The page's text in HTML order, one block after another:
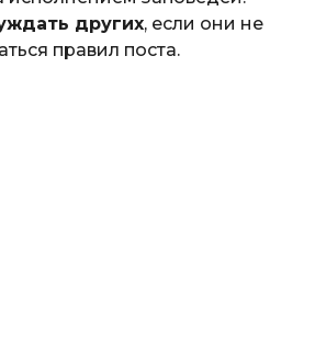
других, если они не
правил поста.